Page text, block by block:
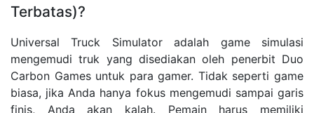
Terbatas)?
Universal Truck Simulator adalah game simulasi
mengemudi truk yang disediakan oleh penerbit Duo
Carbon Games untuk para gamer. Tidak seperti game
biasa, jika Anda hanya fokus mengemudi sampai garis
finis, Anda akan kalah. Pemain harus memiliki